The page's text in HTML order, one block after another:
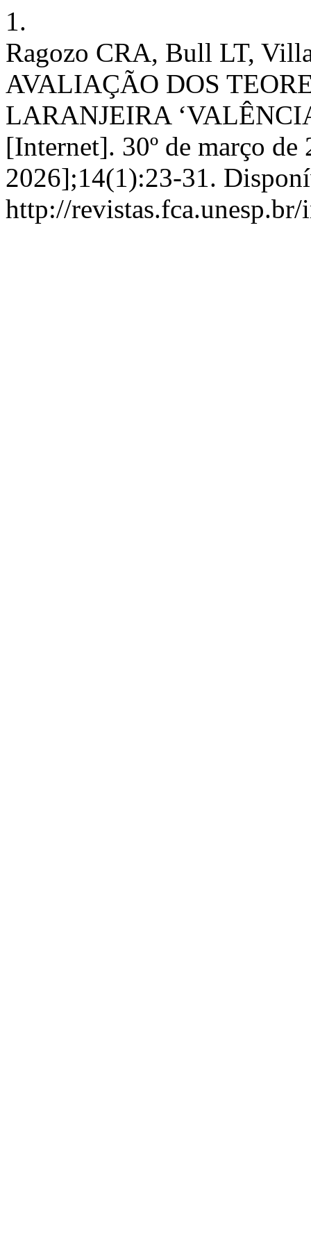
1.
Ragozo CRA, Bull LT,
AVALIAÇÃO DOS
LARANJEIRA
[Internet]. 30º de março de
2026];14(1):23-31.
http://